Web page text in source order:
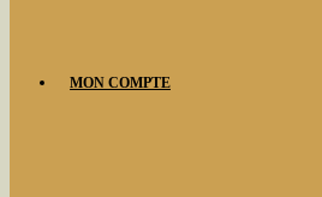
MON COMPTE